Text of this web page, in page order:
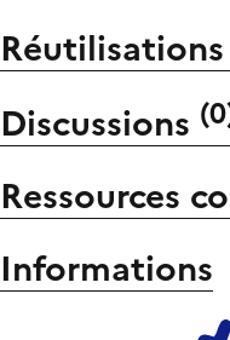
Discussions (0
Ressources
Informations